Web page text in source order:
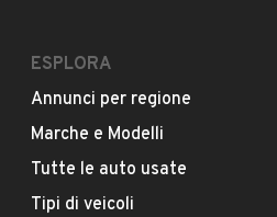
Pubblicità
ESPLORA
Annunci per regione
Marche e Modelli
Tutte le auto usate
Tipi di veicoli